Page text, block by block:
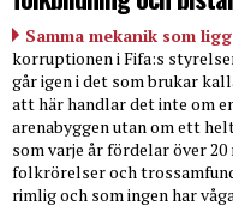
Samma mekanik som
korruptionen i Fifa:s
går igen i det som brukar
att här handlar det inte om
arenabyggen utan om ett
som varje år fördelar över
folkrörelser och
rimlig och som ingen har